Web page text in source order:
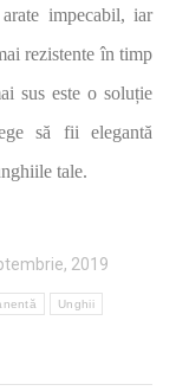
impecabil, iar
rezistente în timp
sus este o soluție
să fii elegantă
tale.
2019
Unghii